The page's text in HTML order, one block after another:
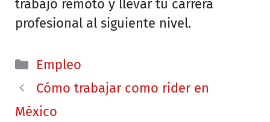
trabajo remoto y llevar tu carrera
profesional al siguiente nivel.
Categorías
Empleo
Cómo trabajar como rider en
México